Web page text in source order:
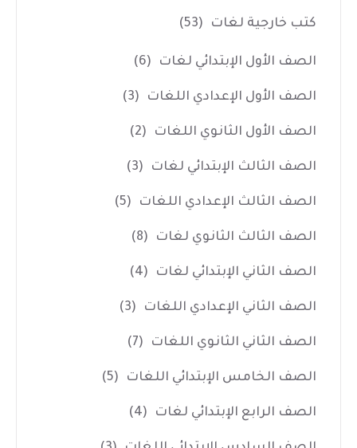
كتب خارجية لغات (53)
الصف الأول الإبتدائي لغات (6)
الصف الأول الإعدادي اللغات (3)
الصف الأول الثانوي اللغات (2)
الصف الثالث الإبتدائي لغات (3)
الصف الثالث الإعدادي اللغات (5)
الصف الثالث الثانوي لغات (8)
الصف الثاني الإبتدائي لغات (4)
الصف الثاني الإعدادي اللغات (3)
الصف الثاني الثانوي اللغات (7)
الصف الخامس الإبتدائي اللغات (5)
الصف الرابع الإبتدائي لغات (4)